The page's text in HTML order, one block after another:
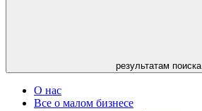
результатам поиска
О нас
Все о малом бизнесе